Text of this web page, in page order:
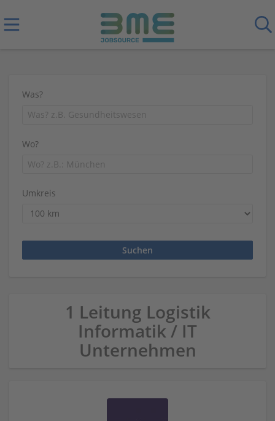
Was?
Wo?
Umkreis
1 Leitung Logistik
Informatik / IT
Unternehmen